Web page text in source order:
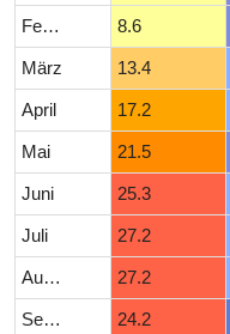
Februar 8.6
März 13.4
April 17.2
Mai 21.5
Juni 25.3
Juli 27.2
August 27.2
September 24.2